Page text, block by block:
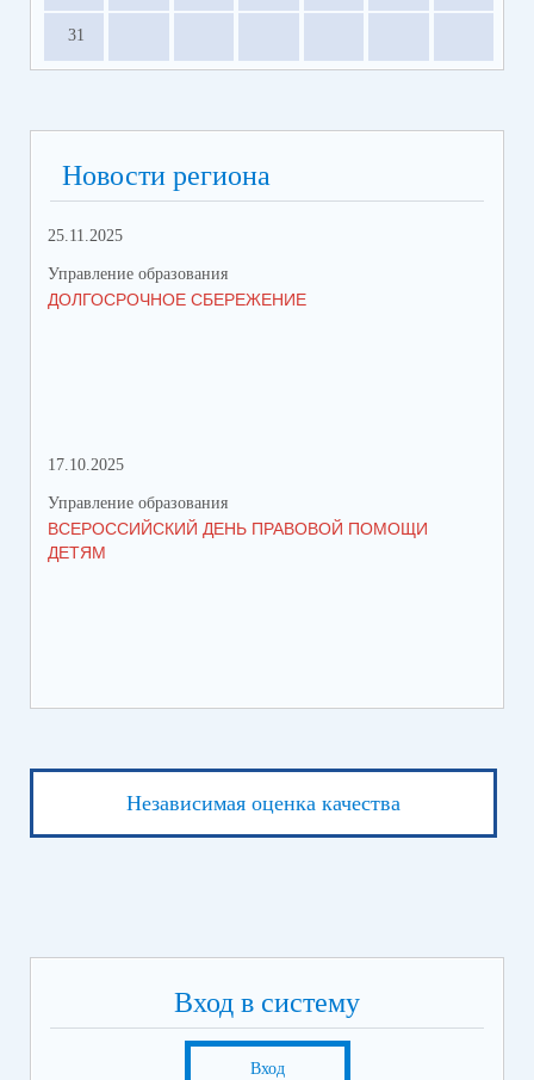
31
Новости региона
25.11.2025
Управление образования
ДОЛГОСРОЧНОЕ СБЕРЕЖЕНИЕ
17.10.2025
Управление образования
ВСЕРОССИЙСКИЙ ДЕНЬ ПРАВОВОЙ ПОМОЩИ
ДЕТЯМ
Независимая оценка качества
Вход в систему
Вход